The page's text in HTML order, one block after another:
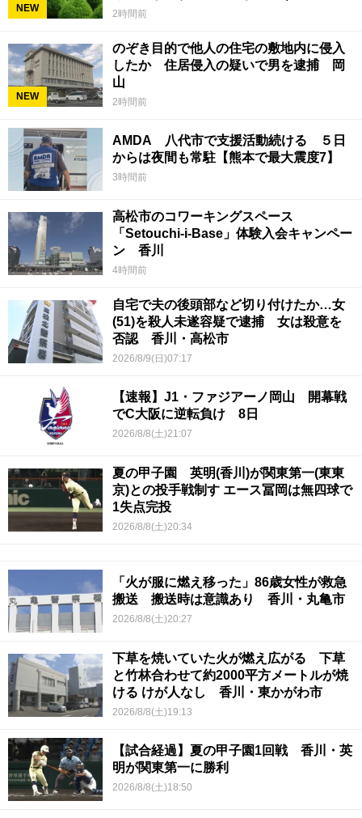
NEW 2時間前
NEW
のぞき目的で他人の住宅の敷地内に侵入
したか 住居侵入の疑いで男を逮捕 岡
山
2時間前
AMDA 八代市で支援活動続ける ５日
からは夜間も常駐【熊本で最大震度7】
3時間前
高松市のコワーキングスペース
「Setouchi-i-Base」体験入会キャンペー
ン 香川
4時間前
自宅で夫の後頭部など切り付けたか…女
(51)を殺人未遂容疑で逮捕 女は殺意を
否認 香川・高松市
2026/8/9(日)07:17
【速報】J1・ファジアーノ岡山 開幕戦
でC大阪に逆転負け 8日
2026/8/8(土)21:07
夏の甲子園 英明(香川)が関東第一(東東
京)との投手戦制す エース冨岡は無四球で
1失点完投
2026/8/8(土)20:34
「火が服に燃え移った」86歳女性が救急
搬送 搬送時は意識あり 香川・丸亀市
2026/8/8(土)20:27
下草を焼いていた火が燃え広がる 下草
と竹林合わせて約2000平方メートルが焼
ける けが人なし 香川・東かがわ市
2026/8/8(土)19:13
【試合経過】夏の甲子園1回戦 香川・英
明が関東第一に勝利
2026/8/8(土)18:50